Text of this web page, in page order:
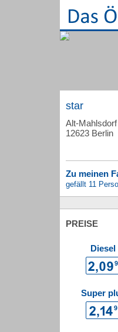
star
Alt-Mahlsdorf
12623 Berlin
Zu meinen
gefällt 11
PREISE
Diesel
Super